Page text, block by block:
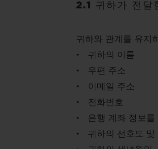
2.1 귀하가 전달
귀하와 관계를 유지
• 귀하의 이름
• 우편 주소
• 이메일 주소
• 전화번호
• 은행 계좌 정보를
• 귀하의 선호도 및